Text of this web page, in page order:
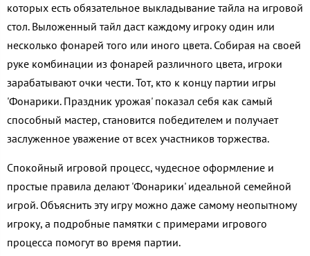
которых есть обязательное выкладывание тайла на игровой
стол. Выложенный тайл даст каждому игроку один или
несколько фонарей того или иного цвета. Собирая на своей
руке комбинации из фонарей различного цвета, игроки
зарабатывают очки чести. Тот, кто к концу партии игры
'Фонарики. Праздник урожая' показал себя как самый
способный мастер, становится победителем и получает
заслуженное уважение от всех участников торжества.
Спокойный игровой процесс, чудесное оформление и
простые правила делают 'Фонарики' идеальной семейной
игрой. Объяснить эту игру можно даже самому неопытному
игроку, а подробные памятки с примерами игрового
процесса помогут во время партии.